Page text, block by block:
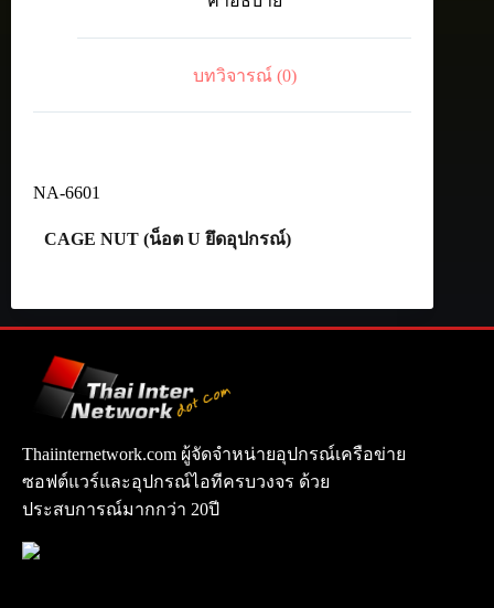
บทวิจารณ์ (0)
NA-6601
CAGE NUT (น็อต U ยึดอุปกรณ์)
Thaiinternetwork.com ผู้จัดจำหน่ายอุปกรณ์เครือข่าย
ซอฟต์แวร์และอุปกรณ์ไอทีครบวงจร ด้วย
ประสบการณ์มากกว่า 20ปี